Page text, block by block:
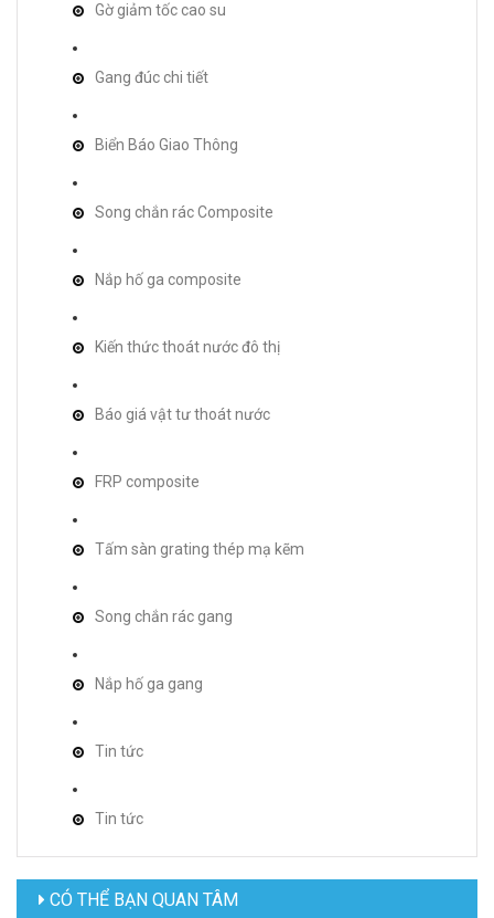
Gờ giảm tốc cao su
Gang đúc chi tiết
Biển Báo Giao Thông
Song chắn rác Composite
Nắp hố ga composite
Kiến thức thoát nước đô thị
Báo giá vật tư thoát nước
FRP composite
Tấm sàn grating thép mạ kẽm
Song chắn rác gang
Nắp hố ga gang
Tin tức
Tin tức
CÓ THỂ BẠN QUAN TÂM